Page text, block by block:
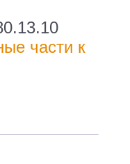
части к